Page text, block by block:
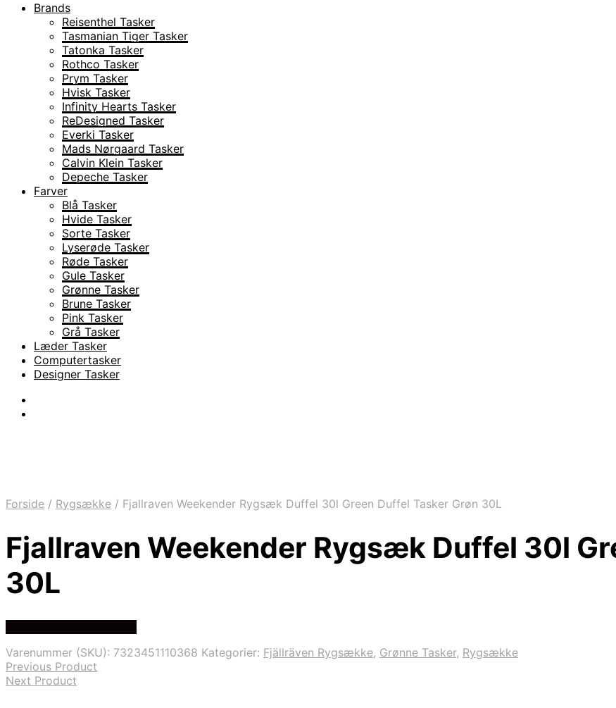
Brands
Reisenthel Tasker
Tasmanian Tiger Tasker
Tatonka Tasker
Rothco Tasker
Prym Tasker
Hvisk Tasker
Infinity Hearts Tasker
ReDesigned Tasker
Everki Tasker
Mads Nørgaard Tasker
Calvin Klein Tasker
Depeche Tasker
Farver
Blå Tasker
Hvide Tasker
Sorte Tasker
Lyserøde Tasker
Røde Tasker
Gule Tasker
Grønne Tasker
Brune Tasker
Pink Tasker
Grå Tasker
Læder Tasker
Computertasker
Designer Tasker
Forside / Rygsække / Fjallraven Weekender Rygsæk Duffel 30l Green Duffel Tasker Grøn 30L
Fjallraven Weekender Rygsæk Duffel 30l
30L
Varenummer (SKU): 7323451110368 Kategorier: Fjällräven Rygsække, Grønne Tasker, Rygsække
Previous Product
Next Product